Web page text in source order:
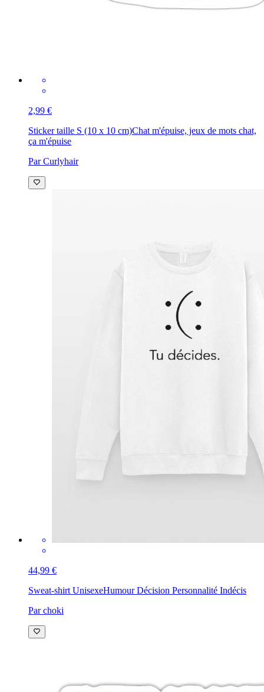
2,99 €
Sticker taille S (10 x 10 cm)Chat m'épuise, jeux de mots chat,
ça m'épuise
Par Curlyhair
44,99 €
Sweat-shirt UnisexeHumour Décision Personnalité Indécis
Par choki